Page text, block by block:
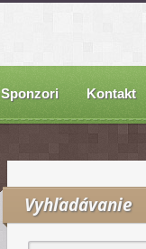
Sponzori Kontakt
Vyhľadávanie